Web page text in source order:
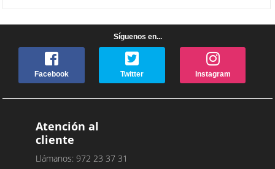
Síguenos en...
Facebook Twitter Instagram
Atención al
cliente
Llámanos: 972 23 37 31